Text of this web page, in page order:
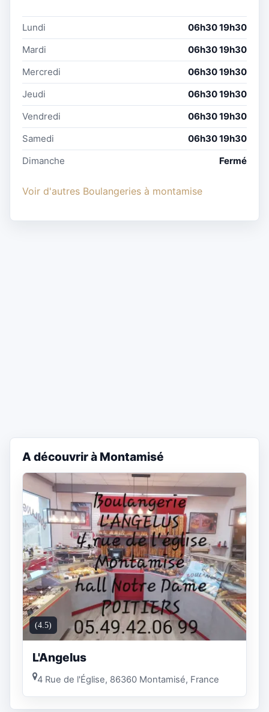
Lundi
06h30 19h30
Mardi
06h30 19h30
Mercredi
06h30 19h30
Jeudi
06h30 19h30
Vendredi
06h30 19h30
Samedi
06h30 19h30
Dimanche
Fermé
Voir d'autres Boulangeries à montamise
A découvrir à Montamisé
(4.5)
L'Angelus
4 Rue de l'Église, 86360 Montamisé, France